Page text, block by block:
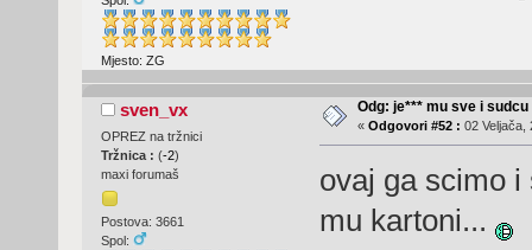
Mjesto: ZG
sven_vx
OPREZ na tržnici
Tržnica : (-2)
maxi forumaš
Postova: 3661
Spol:
Odg: je*** mu sve i sudcu
« Odgovori #52 : 02 Veljača,
ovaj ga scimo i
mu kartoni...